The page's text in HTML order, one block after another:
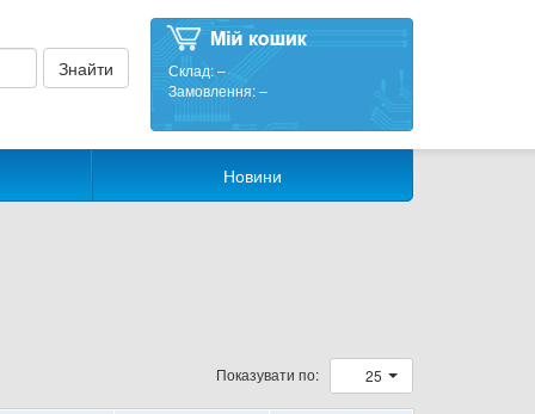
Склад:–
Замовлення:–
Новини
Показувати по: 25